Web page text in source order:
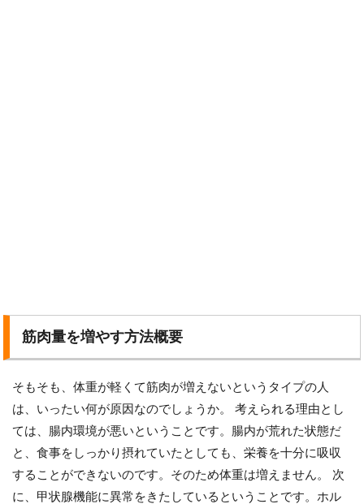
筋肉量を増やす方法概要
そもそも、体重が軽くて筋肉が増えないというタイプの人
は、いったい何が原因なのでしょうか。 考えられる理由とし
ては、腸内環境が悪いということです。腸内が荒れた状態だ
と、食事をしっかり摂れていたとしても、栄養を十分に吸収
することができないのです。そのため体重は増えません。 次
に、甲状腺機能に異常をきたしているということです。ホル